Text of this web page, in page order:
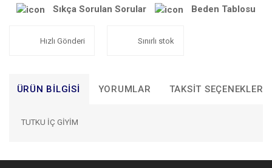
Sıkça Sorulan Sorular Beden Tablosu
Hızlı Gönderi Sınırlı stok
ÜRÜN BILGISI YORUMLAR TAKSIT SEÇENEKLERI
TUTKU İÇ GİYİM
Bu ürünün fiyat bilgisi, resim, ürün açıklamalarında ve diğer